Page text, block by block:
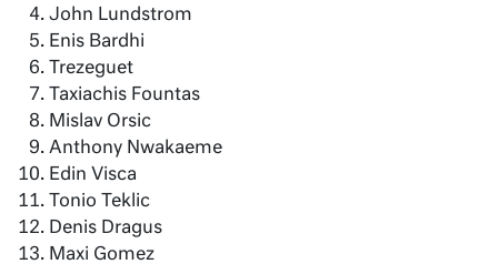
John Lundstrom
Enis Bardhi
Trezeguet
Taxiachis Fountas
Mislav Orsic
Anthony Nwakaeme
Edin Visca
Tonio Teklic
Denis Dragus
Maxi Gomez